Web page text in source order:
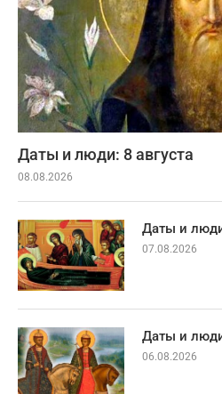
Даты и люди: 8 августа
08.08.2026
Даты и
07.08.2026
Даты и
06.08.2026